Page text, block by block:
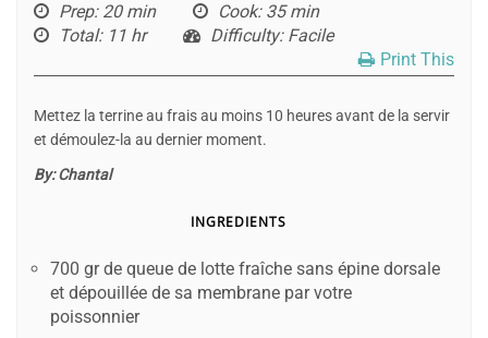
Prep: 20 min Cook: 35 min
Total: 11 hr Difficulty: Facile
Print This
Mettez la terrine au frais au moins 10 heures avant de la servir
et démoulez-la au dernier moment.
By:Chantal
INGREDIENTS
700 gr de queue de lotte fraîche sans épine dorsale
et dépouillée de sa membrane par votre
poissonnier